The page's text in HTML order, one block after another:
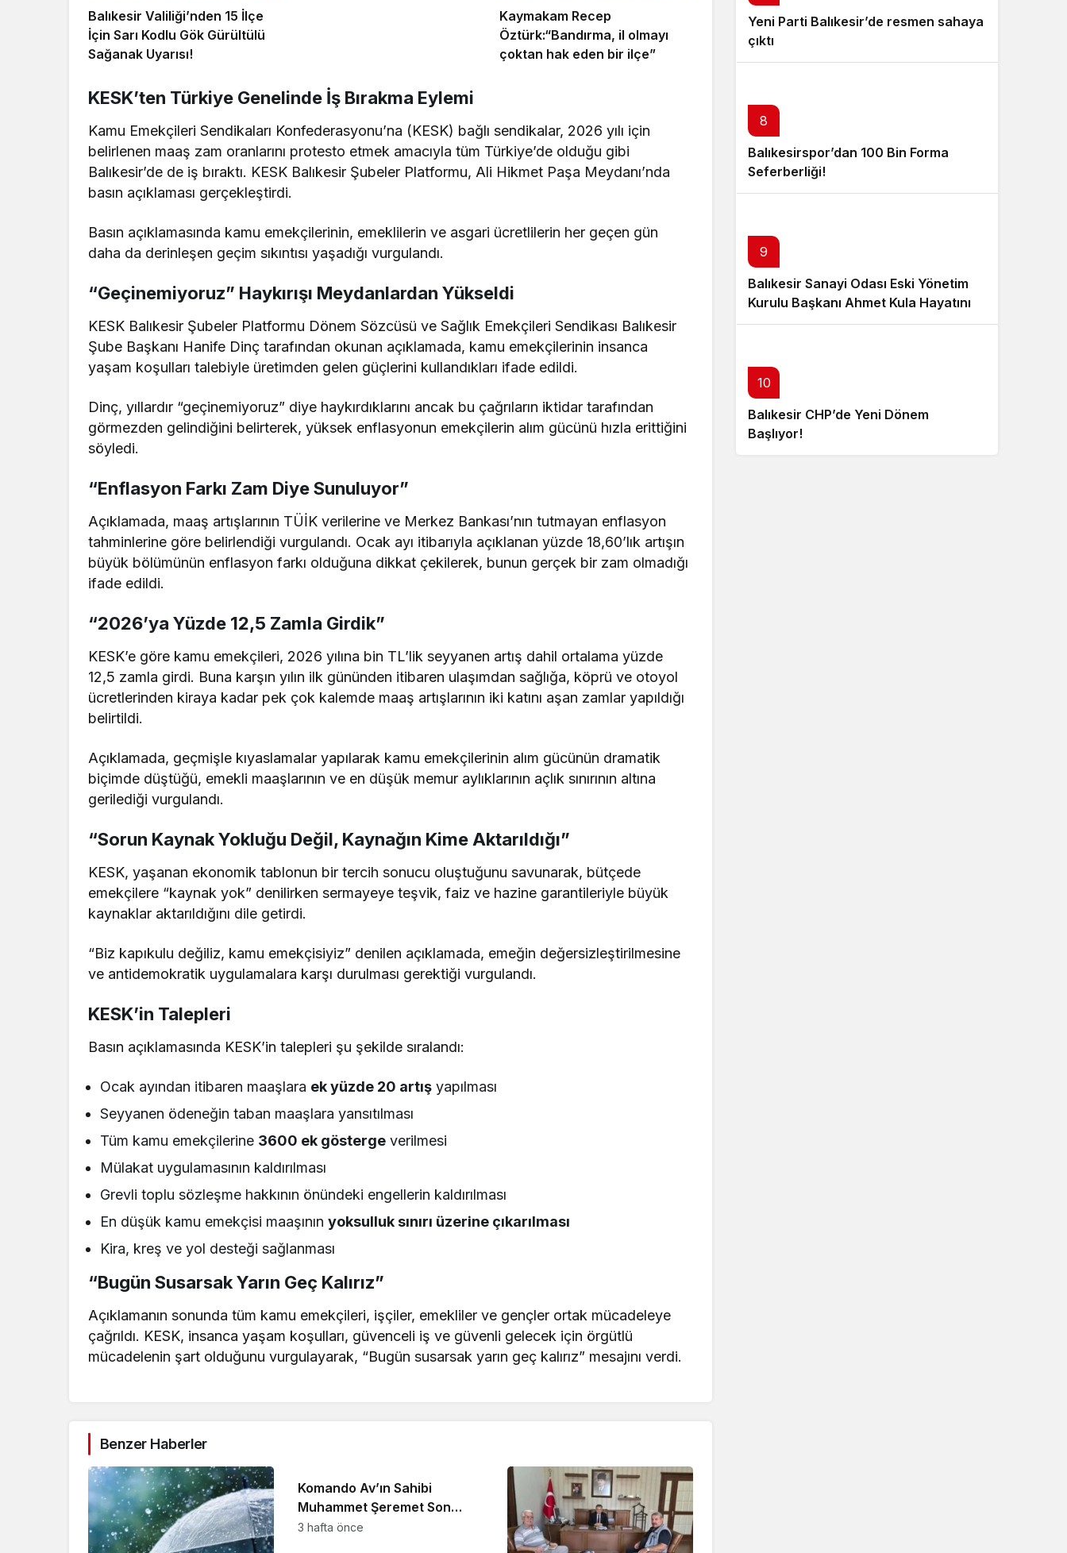
Balıkesir Valiliği’nden 15 İlçe
İçin Sarı Kodlu Gök Gürültülü
Sağanak Uyarısı!
Kaymakam Recep
Öztürk:“Bandırma, il olmayı
çoktan hak eden bir ilçe”
KESK’ten Türkiye Genelinde İş Bırakma Eylemi
Kamu Emekçileri Sendikaları Konfederasyonu’na (KESK) bağlı sendikalar, 2026 yılı için
belirlenen maaş zam oranlarını protesto etmek amacıyla tüm Türkiye’de olduğu gibi
Balıkesir’de de iş bıraktı. KESK Balıkesir Şubeler Platformu, Ali Hikmet Paşa Meydanı’nda
basın açıklaması gerçekleştirdi.
Basın açıklamasında kamu emekçilerinin, emeklilerin ve asgari ücretlilerin her geçen gün
daha da derinleşen geçim sıkıntısı yaşadığı vurgulandı.
“Geçinemiyoruz” Haykırışı Meydanlardan Yükseldi
KESK Balıkesir Şubeler Platformu Dönem Sözcüsü ve Sağlık Emekçileri Sendikası Balıkesir
Şube Başkanı Hanife Dinç tarafından okunan açıklamada, kamu emekçilerinin insanca
yaşam koşulları talebiyle üretimden gelen güçlerini kullandıkları ifade edildi.
Dinç, yıllardır “geçinemiyoruz” diye haykırdıklarını ancak bu çağrıların iktidar tarafından
görmezden gelindiğini belirterek, yüksek enflasyonun emekçilerin alım gücünü hızla erittiğini
söyledi.
“Enflasyon Farkı Zam Diye Sunuluyor”
Açıklamada, maaş artışlarının TÜİK verilerine ve Merkez Bankası’nın tutmayan enflasyon
tahminlerine göre belirlendiği vurgulandı. Ocak ayı itibarıyla açıklanan yüzde 18,60’lık artışın
büyük bölümünün enflasyon farkı olduğuna dikkat çekilerek, bunun gerçek bir zam olmadığı
ifade edildi.
“2026’ya Yüzde 12,5 Zamla Girdik”
KESK’e göre kamu emekçileri, 2026 yılına bin TL’lik seyyanen artış dahil ortalama yüzde
12,5 zamla girdi. Buna karşın yılın ilk gününden itibaren ulaşımdan sağlığa, köprü ve otoyol
ücretlerinden kiraya kadar pek çok kalemde maaş artışlarının iki katını aşan zamlar yapıldığı
belirtildi.
Açıklamada, geçmişle kıyaslamalar yapılarak kamu emekçilerinin alım gücünün dramatik
biçimde düştüğü, emekli maaşlarının ve en düşük memur aylıklarının açlık sınırının altına
gerilediği vurgulandı.
“Sorun Kaynak Yokluğu Değil, Kaynağın Kime Aktarıldığı”
KESK, yaşanan ekonomik tablonun bir tercih sonucu oluştuğunu savunarak, bütçede
emekçilere “kaynak yok” denilirken sermayeye teşvik, faiz ve hazine garantileriyle büyük
kaynaklar aktarıldığını dile getirdi.
“Biz kapıkulu değiliz, kamu emekçisiyiz” denilen açıklamada, emeğin değersizleştirilmesine
ve antidemokratik uygulamalara karşı durulması gerektiği vurgulandı.
KESK’in Talepleri
Basın açıklamasında KESK’in talepleri şu şekilde sıralandı:
Ocak ayından itibaren maaşlara ek yüzde 20 artış yapılması
Seyyanen ödeneğin taban maaşlara yansıtılması
Tüm kamu emekçilerine 3600 ek gösterge verilmesi
Mülakat uygulamasının kaldırılması
Grevli toplu sözleşme hakkının önündeki engellerin kaldırılması
En düşük kamu emekçisi maaşınınyoksulluk sınırı üzerine çıkarılması
Kira, kreş ve yol desteği sağlanması
“Bugün Susarsak Yarın Geç Kalırız”
Açıklamanın sonunda tüm kamu emekçileri, işçiler, emekliler ve gençler ortak mücadeleye
çağrıldı. KESK, insanca yaşam koşulları, güvenceli iş ve güvenli gelecek için örgütlü
mücadelenin şart olduğunu vurgulayarak, “Bugün susarsak yarın geç kalırız” mesajını verdi.
Benzer Haberler
Komando Av’ın Sahibi
Muhammet Şeremet Son
Yolculuğuna Uğurlandı
3 hafta önce
Yeni Parti Balıkesir’de resmen sahaya
çıktı
8
Balıkesirspor’dan 100 Bin Forma
Seferberliği!
9
Balıkesir Sanayi Odası Eski Yönetim
Kurulu Başkanı Ahmet Kula Hayatını
Kaybetti
10
Balıkesir CHP’de Yeni Dönem
Başlıyor!